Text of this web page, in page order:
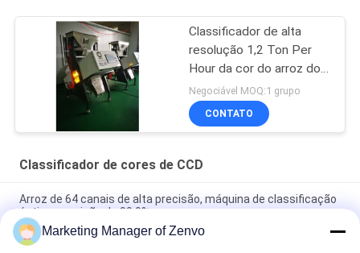
Classificador de alta
resolução 1,2 Ton Per
Hour da cor do arroz do
CCD da câmera
Negociável MOQ:1 grupo
CONTATO
Classificador de cores de CCD
Arroz de 64 canais de alta precisão, máquina de classificação
óptica, precisão de 99,9%.
Classificador de cores inteligente multifuncional pequeno de
Marketing Manager of Zenvo